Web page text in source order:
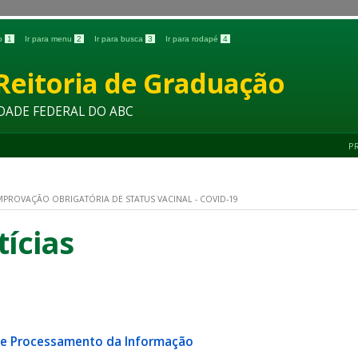
1 Ir para menu 2 Ir para busca 3 Ir para rodapé 4
de Graduação
FEDERAL DO ABC
OBRIGATÓRIA DE STATUS VACINAL - COVID-19
Processamento da Informação